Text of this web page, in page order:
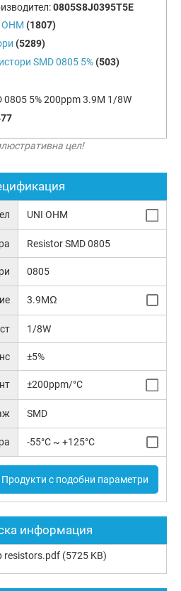
0805S8J0395T5E
OHM (1807)
(5289)
SMD 0805 5% (503)
0805 5% 200ppm 3.9M 1/8W
цел!
UNI OHM
Resistor SMD 0805
0805
3.9MΩ
1/8W
±5%
±200ppm/°C
SMD
-55°C ~ +125°C
Продукти с подобни параметри
информация
resistors.pdf (5725 KB)